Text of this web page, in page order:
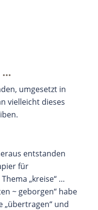
…
umgesetzt in
vielleicht dieses
entstanden
für
„kreise“ …
~ geborgen“ habe
„übertragen“ und